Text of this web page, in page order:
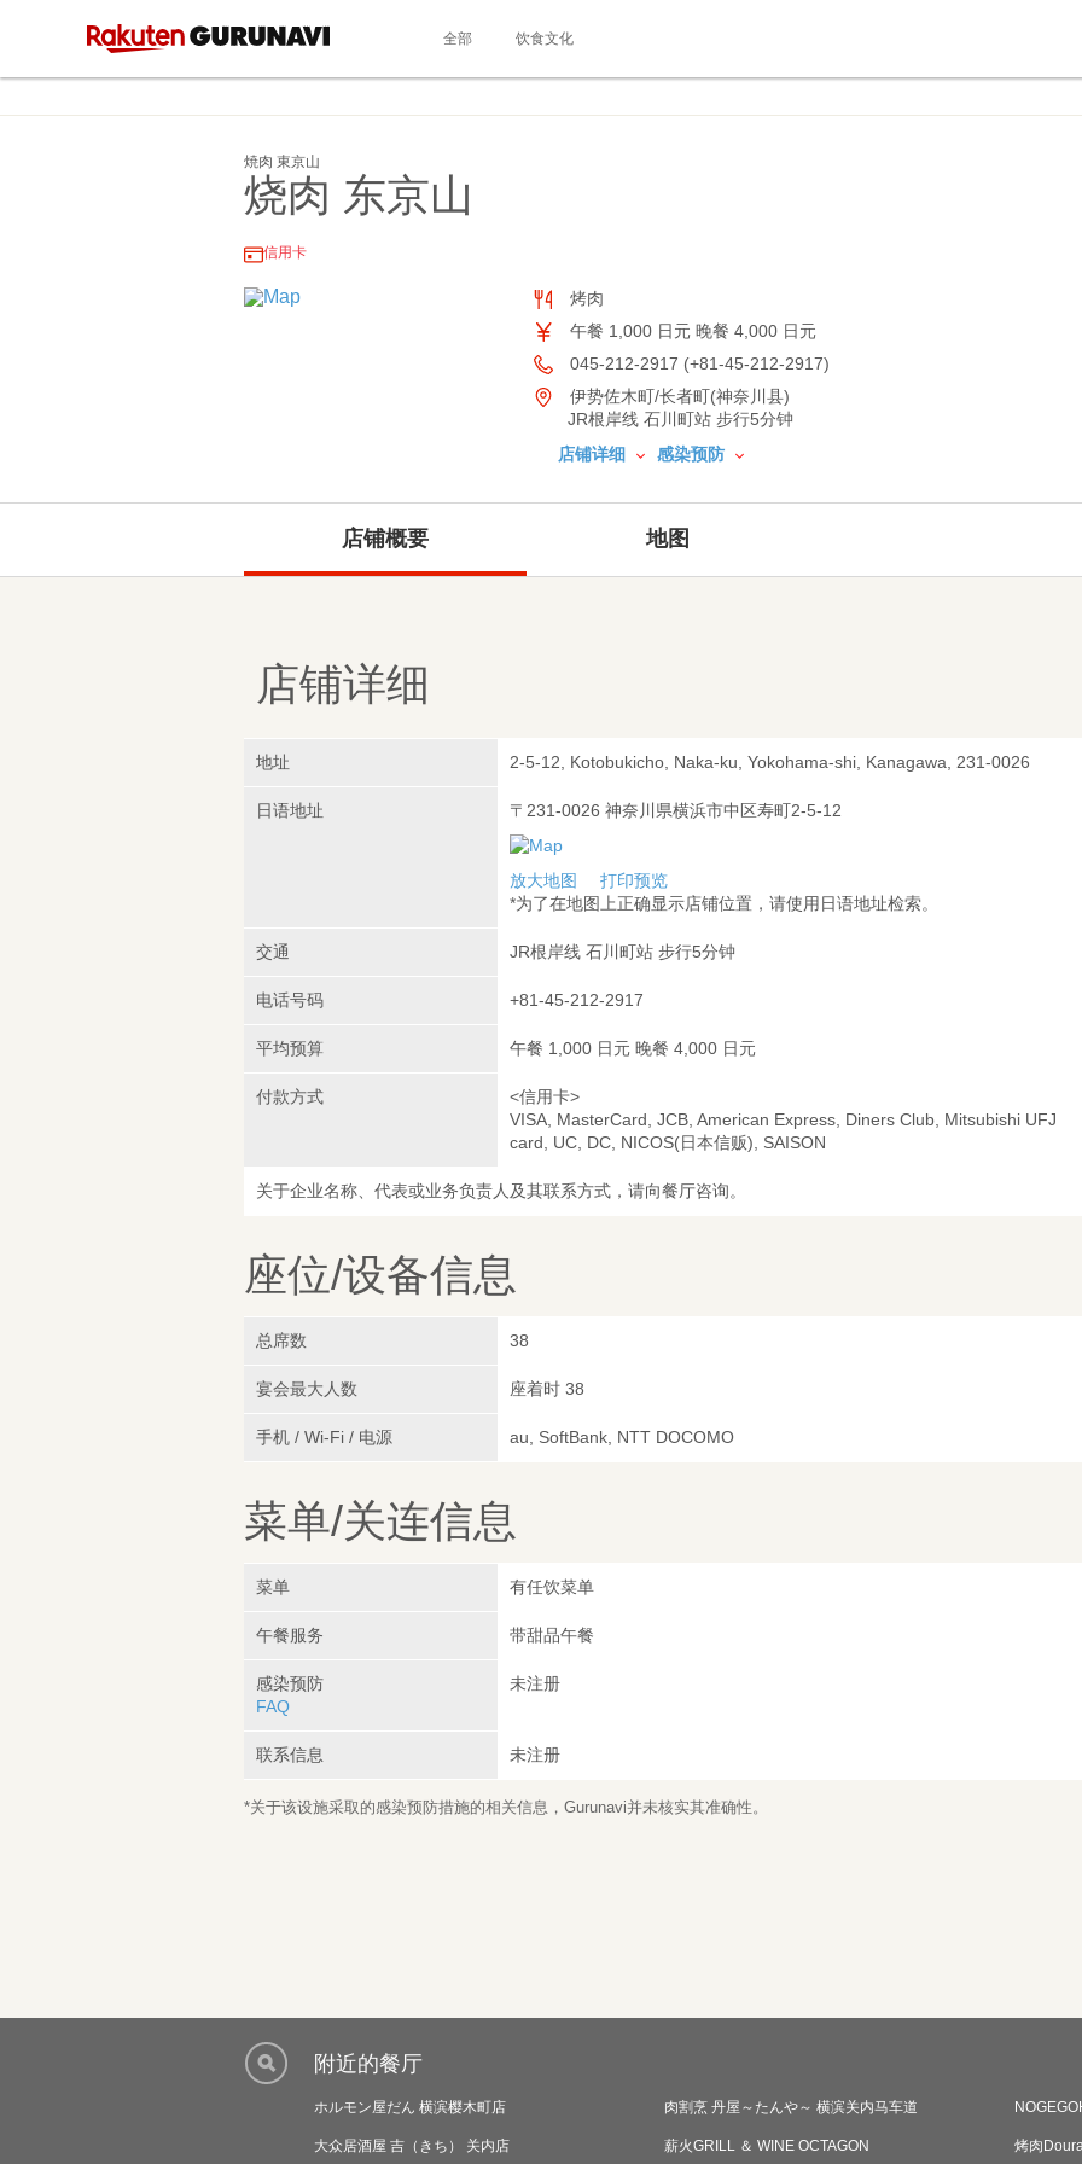
全部 饮食文化
焼肉 東京山
烧肉 东京山
信用卡
烤肉
午餐 1,000 日元 晚餐 4,000 日元
045-212-2917 (+81-45-212-2917)
伊势佐木町/长者町(神奈川县)
JR根岸线 石川町站 步行5分钟
店铺详细
感染预防
店铺概要 地图
店铺详细
地址 2-5-12, Kotobukicho, Naka-ku, Yokohama-shi, Kanagawa, 231-0026
日语地址 〒231-0026 神奈川県横浜市中区寿町2-5-12
放大地图
打印预览
*为了在地图上正确显示店铺位置，请使用日语地址检索。
交通 JR根岸线 石川町站 步行5分钟
电话号码 +81-45-212-2917
平均预算 午餐 1,000 日元 晚餐 4,000 日元
付款方式
<信用卡>
VISA, MasterCard, JCB, American Express, Diners Club, Mitsubishi UFJ
card, UC, DC, NICOS(日本信贩), SAISON
关于企业名称、代表或业务负责人及其联系方式，请向餐厅咨询。
座位/设备信息
总席数 38
宴会最大人数 座着时 38
手机 / Wi-Fi / 电源 au, SoftBank, NTT DOCOMO
菜单/关连信息
菜单 有任饮菜单
午餐服务 带甜品午餐
感染预防
FAQ
未注册
联系信息 未注册
*关于该设施采取的感染预防措施的相关信息，Gurunavi并未核实其准确性。
附近的餐厅
ホルモン屋だん 横滨樱木町店 肉割烹 丹屋～たんや～ 横滨关内马车道
大众居酒屋 吉（きち） 关内店 薪火GRILL ＆ WINE OCTAGON 烤肉